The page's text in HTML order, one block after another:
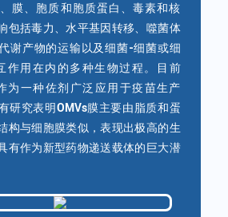
膜、胞质和胞质蛋白、毒素和核
包括毒力、水平基因转移、噬菌体
谢产物的运输以及细菌-细菌或细
作用在内的多种生物过程。目前
为一种佐剂广泛应用于疫苗生产
研究表明OMVs膜主要由脂质和蛋
构与细胞膜类似，表现出极高的生
有作为新型药物递送载体的巨大潜